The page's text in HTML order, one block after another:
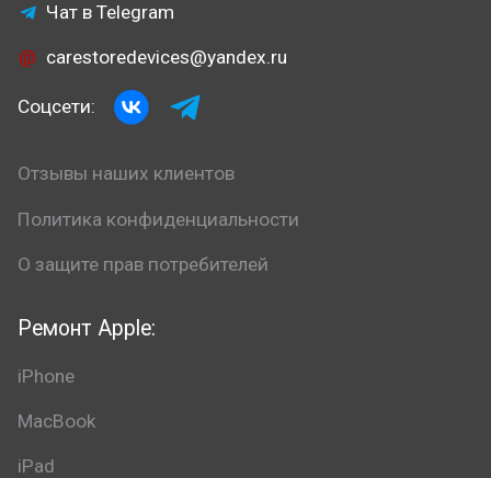
Ремонт Apple:
iPhone
MacBook
iPad
Чат в Telegram
carestoredevices@yandex.ru
Соцсети:
Отзывы наших клиентов
Политика конфиденциальности
О защите прав потребителей